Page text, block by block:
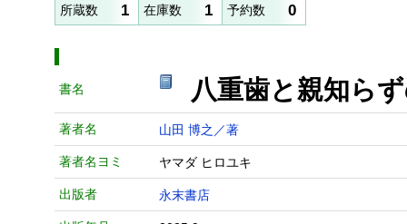
所蔵数 1 在庫数 1 予約数 0
書名 八重歯と親知ら
著者名 山田 博之／著
著者名ヨミ ヤマダ ヒロユキ
出版者 永末書店